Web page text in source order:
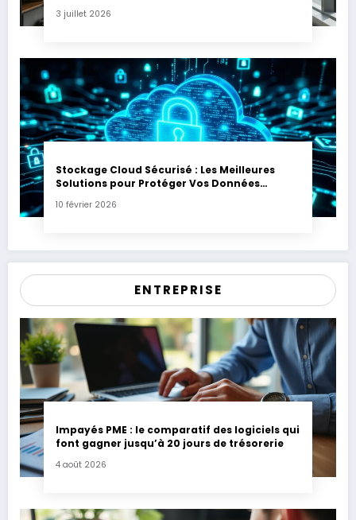
3 juillet 2026
Stockage Cloud Sécurisé : Les Meilleures
Solutions pour Protéger Vos Données
10 février 2026
ENTREPRISE
Impayés PME : le comparatif des logiciels qui
font gagner jusqu’à 20 jours de trésorerie
4 août 2026